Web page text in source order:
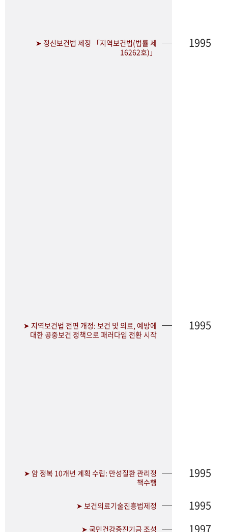
➤ 정신보건법 제정 「지역보건법(법률 제
16262호)」
1995
➤ 지역보건법 전면 개정: 보건 및 의료, 예방에
대한 공중보건 정책으로 패러다임 전환 시작
1995
➤ 암 정복 10개년 계획 수립: 만성질환 관리정
책수행
1995
➤ 보건의료기술진흥법제정 1995
➤ 국민건강증진기금 조성 1997